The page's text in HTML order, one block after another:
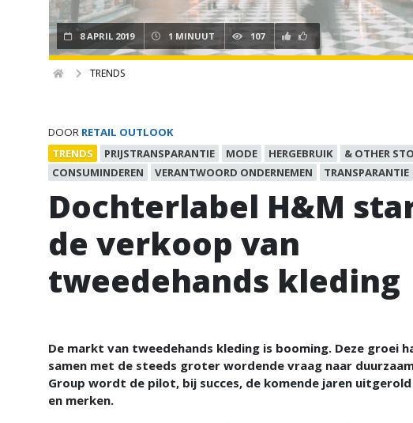
8 APRIL 2019 1 MINUUT 107
TRENDS
DOOR RETAIL OUTLOOK
TRENDS
PRIJSTRANSPARANTIE MODE HERGEBRUIK
& OTHER
CONSUMINDEREN
VERANTWOORD ONDERNEMEN TRANSPARANTIE
Dochterlabel H&M
de verkoop van
tweedehands kleding
De markt van tweedehands kleding is booming. Deze groei
samen met de steeds groter wordende vraag naar
Group wordt de pilot, bij succes, de komende jaren
en merken.